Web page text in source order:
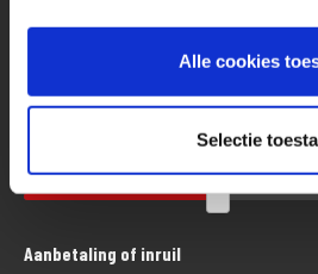
Alle cookies
Selectie
Aanbetaling of inruil